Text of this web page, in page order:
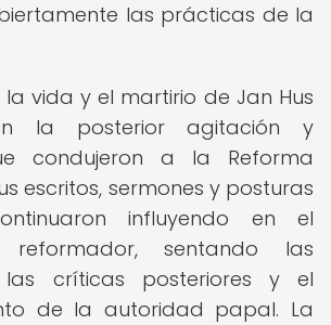
las prácticas de la
vida y el martirio de Jan Hus
la posterior agitación y
condujeron a la Reforma
escritos, sermones y posturas
influyendo en el
reformador, sentando las
críticas posteriores y el
de la autoridad papal. La